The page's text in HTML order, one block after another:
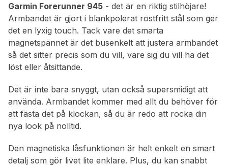
Garmin Forerunner 945 - det är en riktig stilhöjare!
Armbandet är gjort i blankpolerat rostfritt stål som ger
det en lyxig touch. Tack vare det smarta
magnetspännet är det busenkelt att justera armbandet
så det sitter precis som du vill, vare sig du vill ha det
löst eller åtsittande.
Det är inte bara snyggt, utan också supersmidigt att
använda. Armbandet kommer med allt du behöver för
att fästa det på klockan, så du är redo att rocka din
nya look på nolltid.
Den magnetiska låsfunktionen är helt enkelt en smart
detalj som gör livet lite enklare. Plus, du kan snabbt